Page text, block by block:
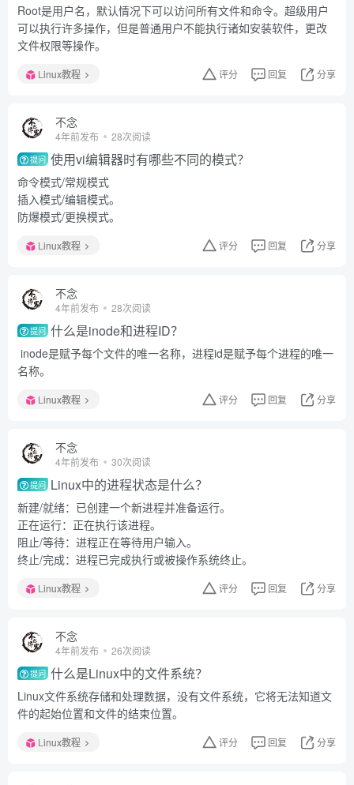
Root是用户名，默认情况下可以访问所有文件和命令。超级用户
可以执行许多操作，但是普通用户不能执行诸如安装软件，更改
文件权限等操作。
Linux教程 评分 回复 分享
不念
4年前发布 28次阅读
提问 使用vi编辑器时有哪些不同的模式？
命令模式/常规模式
插入模式/编辑模式。
防爆模式/更换模式。
Linux教程 评分 回复 分享
不念
4年前发布 28次阅读
提问 什么是inode和进程ID？
inode是赋予每个文件的唯一名称，进程id是赋予每个进程的唯一
名称。
Linux教程 评分 回复 分享
不念
4年前发布 30次阅读
提问 Linux中的进程状态是什么？
新建/就绪：已创建一个新进程并准备运行。
正在运行：正在执行该进程。
阻止/等待：进程正在等待用户输入。
终止/完成：进程已完成执行或被操作系统终止。
Linux教程 评分 回复 分享
不念
4年前发布 26次阅读
提问 什么是Linux中的文件系统？
Linux文件系统存储和处理数据，没有文件系统，它将无法知道文
件的起始位置和文件的结束位置。
Linux教程 评分 回复 分享